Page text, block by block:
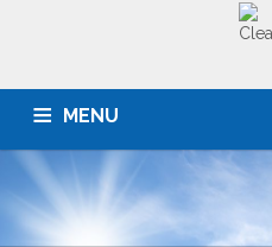
MENU
HOME BEDRIJVEN
CONTACT